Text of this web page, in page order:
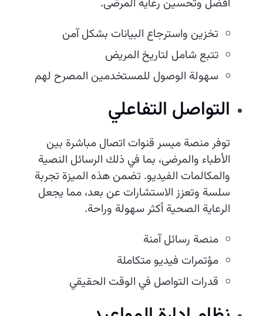
أفضل وتحسين رعاية المرضى.
تخزين واسترجاع البيانات بشكل آمن
تتبع شامل لتاريخ المريض
سهولة الوصول للمستخدمين المصرح لهم
التواصل التفاعلي
توفر منصة ميسر قنوات اتصال مباشرة بين
الأطباء والمرضى، بما في ذلك الرسائل النصية
والمكالمات الفيديو. تضمن هذه الميزة تجربة
سلسة وتعزز الاستشارات عن بعد، مما يجعل
الرعاية الصحية أكثر سهولة وراحة.
منصة رسائل آمنة
مؤتمرات فيديو متكاملة
قدرات التواصل في الوقت الحقيقي